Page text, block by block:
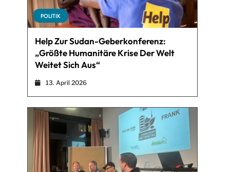
POLITIK
Help Zur Sudan-Geberkonferenz:
„Größte Humanitäre Krise Der Welt
Weitet Sich Aus“
13. April 2026